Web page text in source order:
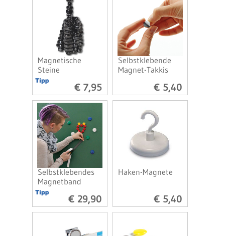
Magnetische
Steine
€ 7,95
Selbstklebende
Magnet-Takkis
€ 5,40
Selbstklebendes
Magnetband
€ 29,90
Haken-Magnete
€ 5,40